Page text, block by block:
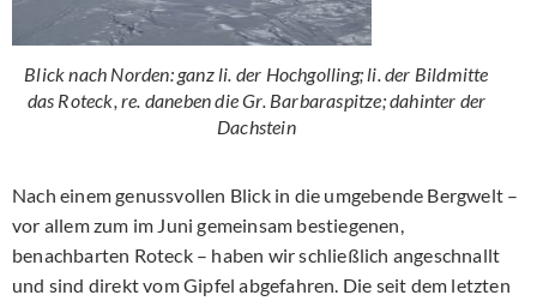
Blick nach Norden: ganz li. der Hochgolling; li. der Bildmitte
das Roteck, re. daneben die Gr. Barbaraspitze; dahinter der
Dachstein
Nach einem genussvollen Blick in die umgebende Bergwelt –
vor allem zum im Juni gemeinsam bestiegenen,
benachbarten Roteck – haben wir schließlich angeschnallt
und sind direkt vom Gipfel abgefahren. Die seit dem letzten